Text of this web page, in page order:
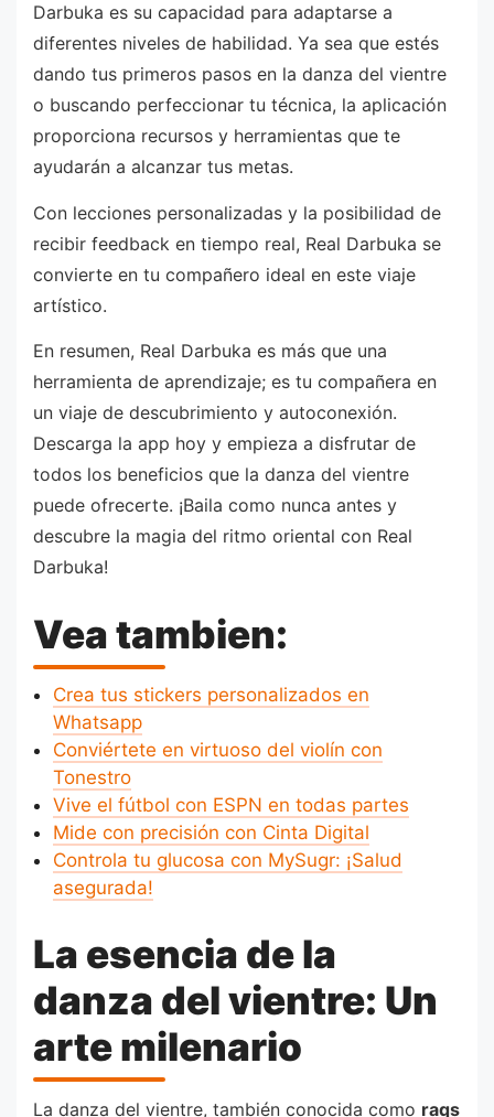
Darbuka es su capacidad para adaptarse a
diferentes niveles de habilidad. Ya sea que estés
dando tus primeros pasos en la danza del vientre
o buscando perfeccionar tu técnica, la aplicación
proporciona recursos y herramientas que te
ayudarán a alcanzar tus metas.
Con lecciones personalizadas y la posibilidad de
recibir feedback en tiempo real, Real Darbuka se
convierte en tu compañero ideal en este viaje
artístico.
En resumen, Real Darbuka es más que una
herramienta de aprendizaje; es tu compañera en
un viaje de descubrimiento y autoconexión.
Descarga la app hoy y empieza a disfrutar de
todos los beneficios que la danza del vientre
puede ofrecerte. ¡Baila como nunca antes y
descubre la magia del ritmo oriental con Real
Darbuka!
Vea tambien:
Crea tus stickers personalizados en
Whatsapp
Conviértete en virtuoso del violín con
Tonestro
Vive el fútbol con ESPN en todas partes
Mide con precisión con Cinta Digital
Controla tu glucosa con MySugr: ¡Salud
asegurada!
La esencia de la
danza del vientre: Un
arte milenario
La danza del vientre, también conocida como raqs